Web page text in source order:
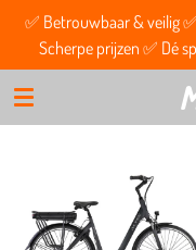
Ga
direct
naar
de
hoofdinhoud
✅ Betrouwbaar & veilig
Scherpe prijzen ✅ Dé